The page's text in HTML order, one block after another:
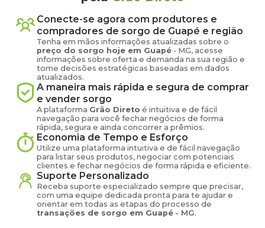
Conecte-se agora com produtores e
compradores de sorgo de Guapé e região
Tenha em mãos informações atualizadas sobre o
preço do sorgo hoje em Guapé - MG, acesse
informações sobre oferta e demanda na sua região e
tome decisões estratégicas baseadas em dados
atualizados.
A maneira mais rápida e segura de comprar
e vender sorgo
A plataforma Grão Direto é intuitiva e de fácil
navegação para você fechar negócios de forma
rápida, segura e ainda concorrer a prêmios.
Economia de Tempo e Esforço
Utilize uma plataforma intuitiva e de fácil navegação
para listar seus produtos, negociar com potenciais
clientes e fechar negócios de forma rápida e eficiente.
Suporte Personalizado
Receba suporte especializado sempre que precisar,
com uma equipe dedicada pronta para te ajudar e
orientar em todas as etapas do processo de
transações de sorgo em Guapé - MG.